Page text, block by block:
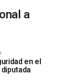
a
en el